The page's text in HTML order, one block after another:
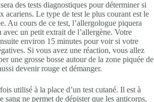
des tests diagnostiques pour déterminer si
acariens. Le type de test le plus courant est le
Au cours de ce test, l’allergologue piquera
avec un petit extrait de l’allergène. Votre
environ 15 minutes pour voir si votre
Si vous avez une réaction, vous allez
une grosse bosse autour de la zone piquée de
devenir rouge et démanger.
utilisé à la place d’un test cutané. Il est à
sang ne permet de dépister que les anticorps,